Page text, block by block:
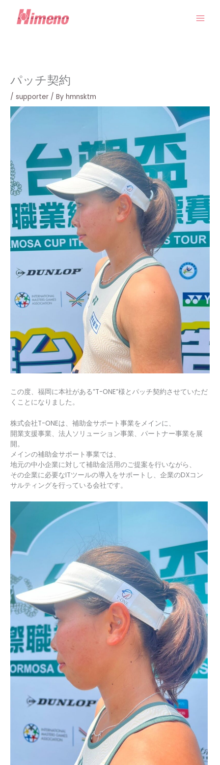
パッチ契約
/supporter / Byhmnsktm
この度、福岡に本社がある”T-ONE”様とパッチ契約させていただ
くことになりました。
株式会社T-ONEは、補助金サポート事業をメインに、
開業支援事業、法人ソリューション事業、パートナー事業を展
開。
メインの補助金サポート事業では、
地元の中小企業に対して補助金活用のご提案を行いながら、
その企業に必要なITツールの導入をサポートし、企業のDXコン
サルティングを行っている会社です。